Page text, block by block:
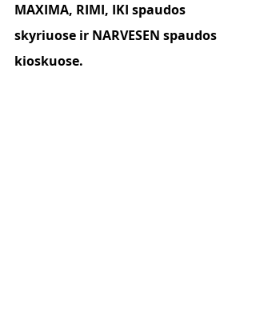
MAXIMA, RIMI, IKI spaudos
skyriuose ir NARVESEN spaudos
kioskuose.